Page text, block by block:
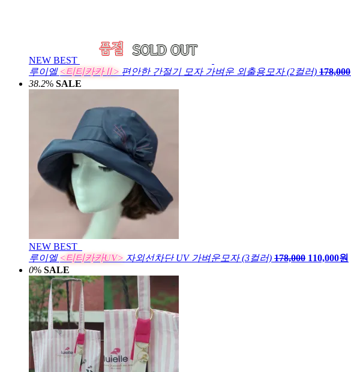
NEW BEST
루이엘 <티티카카Ⅱ> 편안한 간절기 모자 가벼운 외출용모자 (2컬러) 178,000
38.2% SALE
NEW BEST
루이엘 <티티카카UV> 자외선차단 UV 가벼운모자 (3컬러) 178,000 110,000원
0% SALE